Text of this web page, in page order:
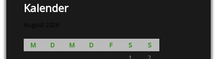
Kalender
August 2026
M D M D F S
S